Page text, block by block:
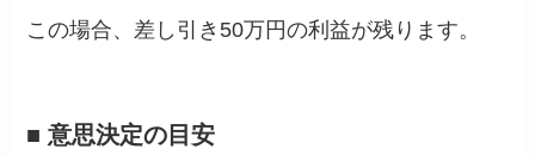
この場合、差し引き50万円の利益が残ります。
■ 意思決定の目安